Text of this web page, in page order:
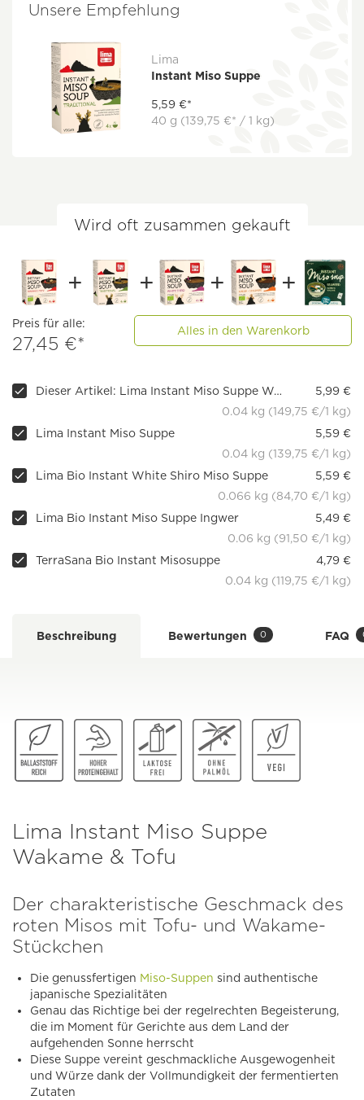
Unsere Empfehlung
Lima
Instant Miso Suppe
5,59 €*
40 g (139,75 €* / 1 kg)
Wird oft zusammen gekauft
Preis für alle:
27,45 €*
Alles in den Warenkorb
Dieser Artikel: Lima Instant Miso Suppe Wakame & Tofu
5,99 €
0.04 kg (149,75 €/1 kg)
Lima Instant Miso Suppe
5,59 €
0.04 kg (139,75 €/1 kg)
Lima Bio Instant White Shiro Miso Suppe
5,59 €
0.066 kg (84,70 €/1 kg)
Lima Bio Instant Miso Suppe Ingwer
5,49 €
0.06 kg (91,50 €/1 kg)
TerraSana Bio Instant Misosuppe
4,79 €
0.04 kg (119,75 €/1 kg)
Beschreibung Bewertungen 0 FAQ
Lima Instant Miso Suppe
Wakame & Tofu
Der charakteristische Geschmack des
roten Misos mit Tofu- und Wakame-
Stückchen
Die genussfertigen Miso-Suppen sind authentische
japanische Spezialitäten
Genau das Richtige bei der regelrechten Begeisterung,
die im Moment für Gerichte aus dem Land der
aufgehenden Sonne herrscht
Diese Suppe vereint geschmackliche Ausgewogenheit
und Würze dank der Vollmundigkeit der fermentierten
Zutaten